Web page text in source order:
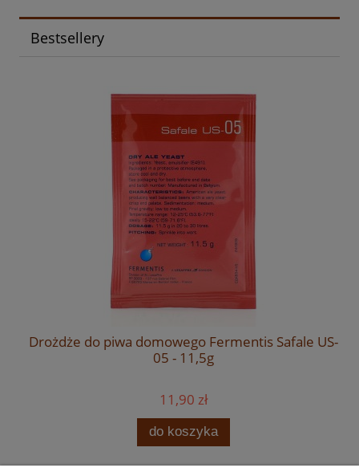
Bestsellery
Drożdże do piwa domowego Fermentis Safale US-
05 - 11,5g
11,90 zł
do koszyka